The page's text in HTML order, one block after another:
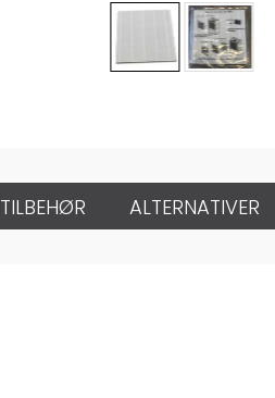
TILBEHØR ALTERNATIVER